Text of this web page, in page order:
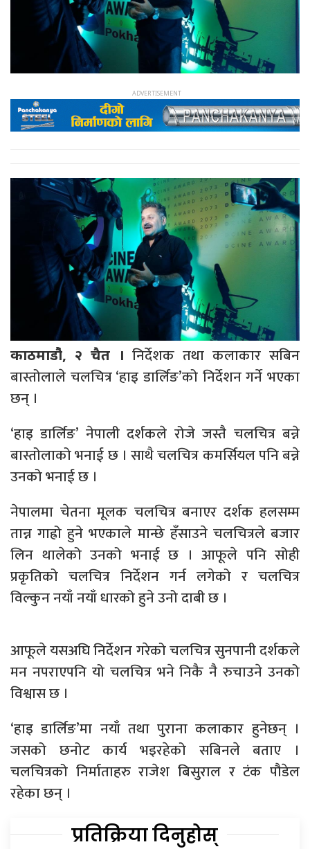
काठमाडौ‌ं, २ चैत । निर्देशक तथा कलाकार सबिन
बास्तोलाले चलचित्र ‘हाइ डार्लिङ’को निर्देशन गर्ने भएका
छन् ।
‘हाइ डार्लिङ’ नेपाली दर्शकले रोजे जस्तै चलचित्र बन्ने
बास्तोलाको भनाई छ । साथै चलचित्र कमर्सियल पनि बन्ने
उनको भनाई छ ।
नेपालमा चेतना मूलक चलचित्र बनाएर दर्शक हलसम्म
तान्न गाह्रो हुने भएकाले मान्छे हँसाउने चलचित्रले बजार
लिन थालेको उनको भनाई छ । आफूले पनि सोही
प्रकृतिको चलचित्र निर्देशन गर्न लगेको र चलचित्र
विल्कुन नयाँ नयाँ धारको हुने उनो दाबी छ ।
आफूले यसअघि निर्देशन गरेको चलचित्र सुनपानी दर्शकले
मन नपराएपनि यो चलचित्र भने निकै नै रुचाउने उनको
विश्वास छ ।
‘हाइ डार्लिङ’मा नयाँ तथा पुराना कलाकार हुनेछन् ।
जसको छनोट कार्य भइरहेको सबिनले बताए ।
चलचित्रको निर्माताहरु राजेश बिसुराल र टंक पौडेल
रहेका छन् ।
प्रतिक्रिया दिनुहोस्